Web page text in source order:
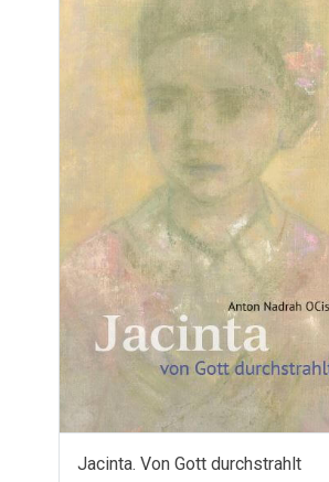
Jacinta. Von Gott durchstrahlt